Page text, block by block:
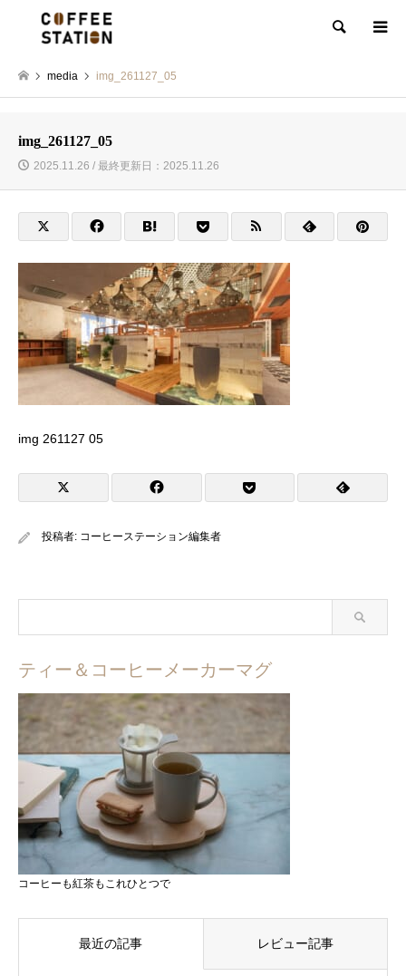
検索
media img_261127_05
img_261127_05
2025.11.26 / 最終更新日：2025.11.26
img 261127 05
投稿者: コーヒーステーション編集者
ティー＆コーヒーメーカーマグ
コーヒーも紅茶もこれひとつで
最近の記事 レビュー記事